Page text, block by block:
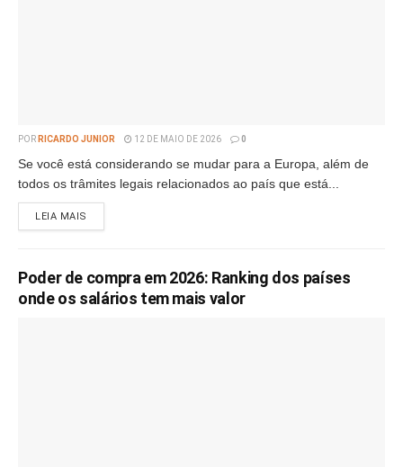
POR RICARDO JUNIOR 12 DE MAIO DE 2026 0
Se você está considerando se mudar para a Europa, além de
todos os trâmites legais relacionados ao país que está...
LEIA MAIS
Poder de compra em 2026: Ranking dos países
onde os salários tem mais valor